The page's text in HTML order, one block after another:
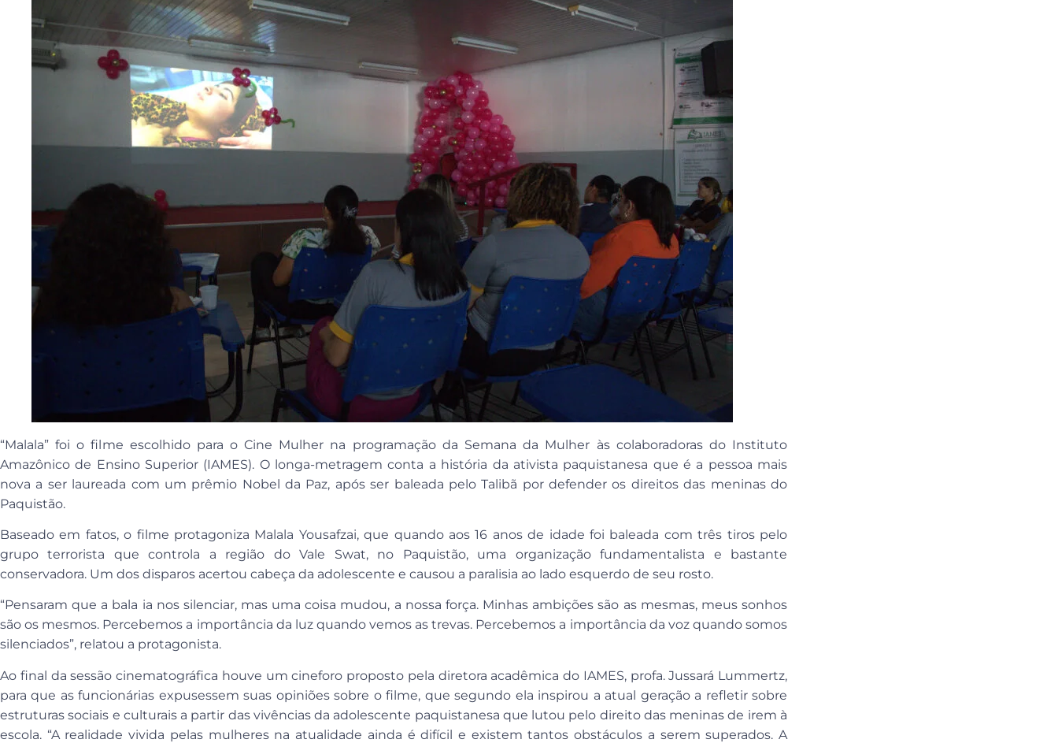
“Malala” foi o filme escolhido para o Cine Mulher na programação da Semana da Mulher às colaboradoras do Instituto
Amazônico de Ensino Superior (IAMES). O longa-metragem conta a história da ativista paquistanesa que é a pessoa mais
nova a ser laureada com um prêmio Nobel da Paz, após ser baleada pelo Talibã por defender os direitos das meninas do
Paquistão.
Baseado em fatos, o filme protagoniza Malala Yousafzai, que quando aos 16 anos de idade foi baleada com três tiros pelo
grupo terrorista que controla a região do Vale Swat, no Paquistão, uma organização fundamentalista e bastante
conservadora. Um dos disparos acertou cabeça da adolescente e causou a paralisia ao lado esquerdo de seu rosto.
“Pensaram que a bala ia nos silenciar, mas uma coisa mudou, a nossa força. Minhas ambições são as mesmas, meus sonhos
são os mesmos. Percebemos a importância da luz quando vemos as trevas. Percebemos a importância da voz quando somos
silenciados”, relatou a protagonista.
Ao final da sessão cinematográfica houve um cineforo proposto pela diretora acadêmica do IAMES, profa. Jussará Lummertz,
para que as funcionárias expusessem suas opiniões sobre o filme, que segundo ela inspirou a atual geração a refletir sobre
estruturas sociais e culturais a partir das vivências da adolescente paquistanesa que lutou pelo direito das meninas de irem à
escola. “A realidade vivida pelas mulheres na atualidade ainda é difícil e existem tantos obstáculos a serem superados. A